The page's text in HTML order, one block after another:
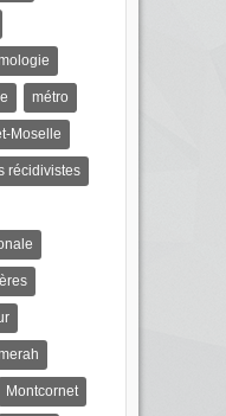
métro
Moselle
récidivistes
Montcornet